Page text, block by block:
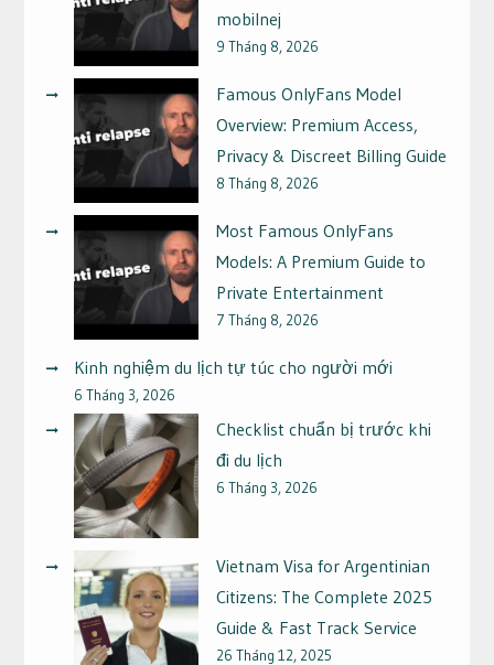
mobilnej
9 Tháng 8, 2026
Famous OnlyFans Model
Overview: Premium Access,
Privacy & Discreet Billing Guide
8 Tháng 8, 2026
Most Famous OnlyFans
Models: A Premium Guide to
Private Entertainment
7 Tháng 8, 2026
Kinh nghiệm du lịch tự túc cho người mới
6 Tháng 3, 2026
Checklist chuẩn bị trước khi
đi du lịch
6 Tháng 3, 2026
Vietnam Visa for Argentinian
Citizens: The Complete 2025
Guide & Fast Track Service
26 Tháng 12, 2025